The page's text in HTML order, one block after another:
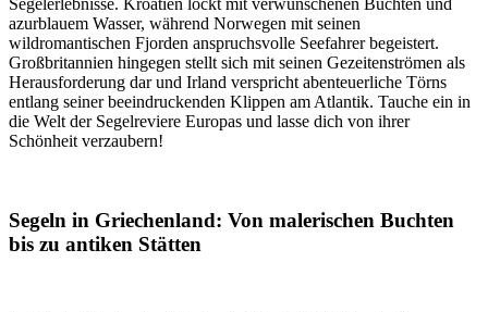
azurblauem Wasser, während Norwegen mit seinen
wildromantischen Fjorden anspruchsvolle Seefahrer begeistert.
Großbritannien hingegen stellt sich mit seinen Gezeitenströmen als
Herausforderung dar und Irland verspricht abenteuerliche Törns
entlang seiner beeindruckenden Klippen am Atlantik. Tauche ein in
die Welt der Segelreviere Europas und lasse dich von ihrer
Schönheit verzaubern!
Segeln in Griechenland: Von malerischen Buchten
bis zu antiken Stätten